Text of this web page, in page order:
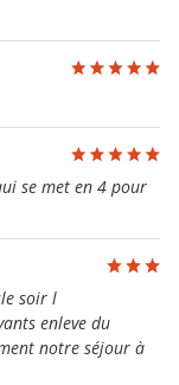
se met en 4 pour
soir l
enleve du
notre séjour à